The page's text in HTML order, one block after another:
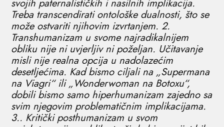
Treba transcendirati ontološke dualnosti, što se
može ostvariti njihovim izvrtanjem. 2.
Transhumanizam u svome najradikalnijem
obliku nije ni uvjerljiv ni poželjan. Učitavanje
misli nije realna opcija u nadolazećim
desetljećima. Kad bismo ciljali na „Supermana
na Viagri“ ili „Wonderwoman na Botoxu“,
dobili bismo samo hiperhumanizam zajedno sa
svim njegovim problematičnim implikacijama.
3.. Kritički posthumanizam u svom